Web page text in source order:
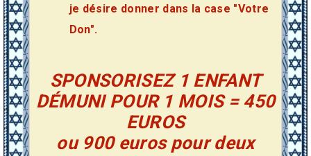
je désire donner dans la case "Votre
Don".
SPONSORISEZ 1 ENFANT
DÉMUNI POUR 1 MOIS = 450
EUROS
ou 900 euros pour deux